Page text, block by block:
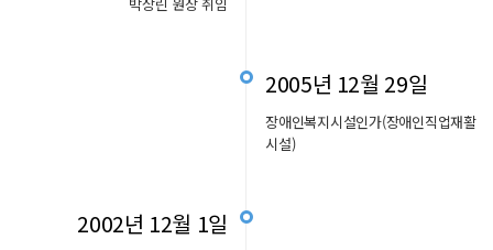
2005년 12월 29일
장애인복지시설인가(장애인직업재활
시설)
2002년 12월 1일